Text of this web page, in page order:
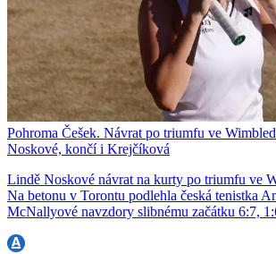
Pohroma Češek. Návrat po triumfu ve
Noskové, končí i Krejčíková
Lindě Noskové návrat na kurty po triumfu ve
Na betonu v Torontu podlehla česká tenistka
McNallyové navzdory slibnému začátku 6:7,